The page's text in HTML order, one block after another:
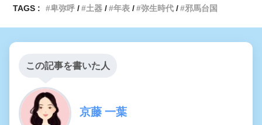
TAGS :
卑弥呼 土器 年表 弥生時代 邪馬台国
この記事を書いた人
京藤 一葉